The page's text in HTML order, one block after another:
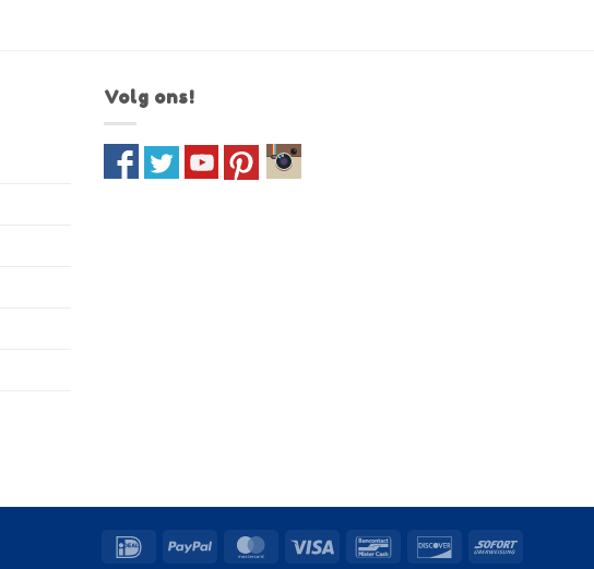
Volg ons!
IDeal PayPal MasterCard
Visa BancontactDiscoverSofort